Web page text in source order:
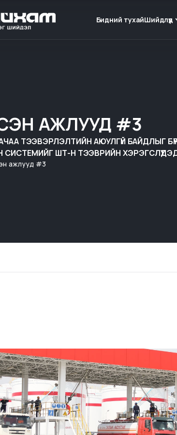
Бидний тухайШийдлүүд
АЖЛУУД #3
ТЭЭВЭРЛЭЛТИЙН АЮУЛГҮЙ БАЙДЛЫГ
СИСТЕМИЙГ ШТ-Н ТЭЭВРИЙН
ажлууд #3